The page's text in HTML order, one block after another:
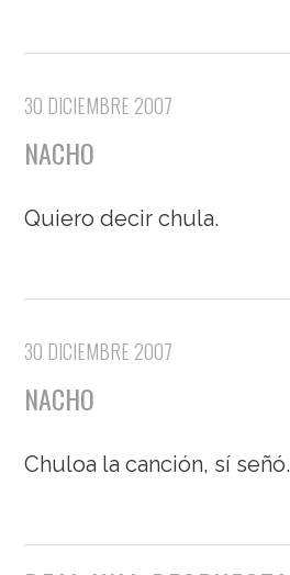
30 DICIEMBRE 2007
NACHO
Quiero decir chula.
30 DICIEMBRE 2007
NACHO
Chuloa la canción, sí señó.